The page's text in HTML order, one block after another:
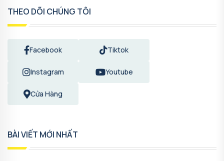
THEO DÕI CHÚNG TÔI
Facebook Tiktok
Instagram Youtube
Cửa Hàng
BÀI VIẾT MỚI NHẤT